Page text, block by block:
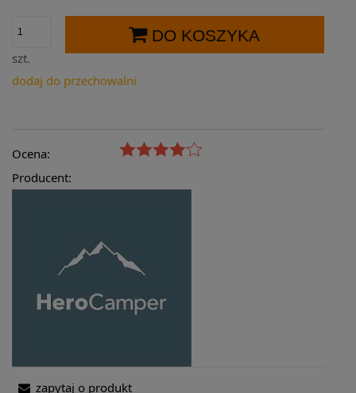
szt.
DO KOSZYKA
dodaj do przechowalni
Ocena:
Producent:
zapytaj o produkt